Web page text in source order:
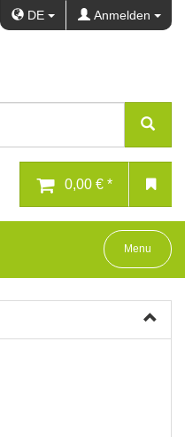
DE Anmelden
0,00 € *
Toggle
Menu